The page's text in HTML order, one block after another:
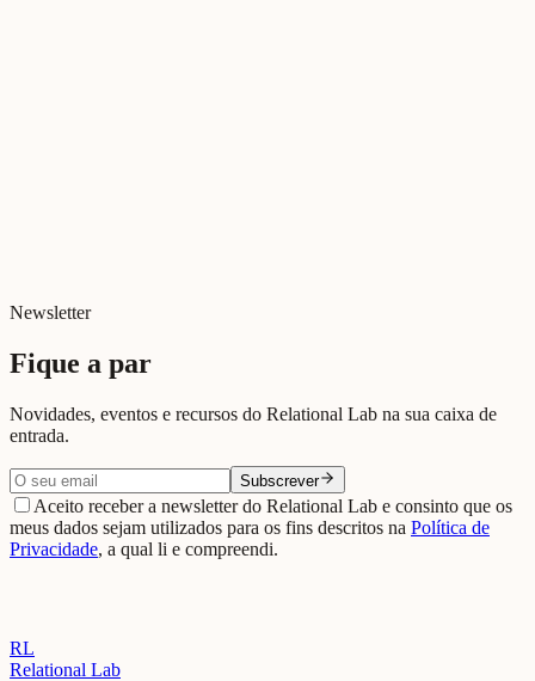
Newsletter
Fique a par
Novidades, eventos e recursos do Relational Lab na sua caixa de
entrada.
Subscrever
Aceito receber a newsletter do Relational Lab e consinto que os
meus dados sejam utilizados para os fins descritos na Política de
Privacidade, a qual li e compreendi.
RL
Relational Lab